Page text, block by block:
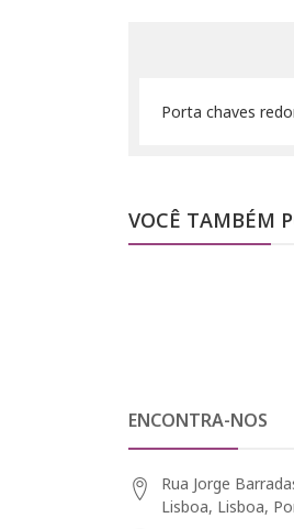
Porta chaves
VOCÊ TAMBÉM
ENCONTRA-NOS
Rua Jorge
Lisboa, Lisboa,